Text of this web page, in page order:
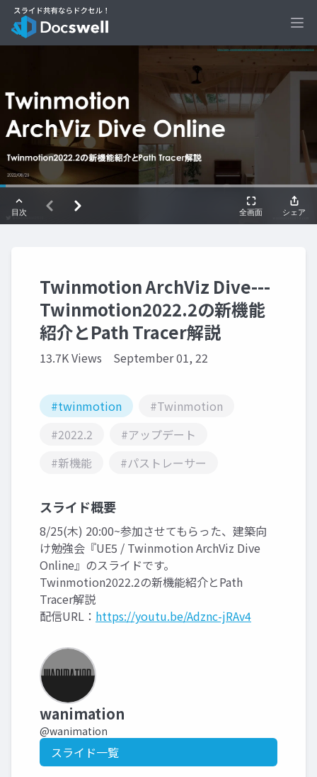
Twinmotion ArchViz Dive---
Twinmotion2022.2の新機能
紹介とPath Tracer解説
13.7K Views September 01, 22
#twinmotion
#Twinmotion
#2022.2
#アップデート
#新機能
#パストレーサー
スライド概要
8/25(木) 20:00~参加させてもらった、建築向
け勉強会『UE5 / Twinmotion ArchViz Dive
Online』のスライドです。
Twinmotion2022.2の新機能紹介とPath
Tracer解説
配信URL： https://youtu.be/Adznc-jRAv4
wanimation
@wanimation
スライド一覧